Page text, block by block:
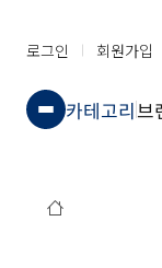
로그인 회원가입
카테고리브